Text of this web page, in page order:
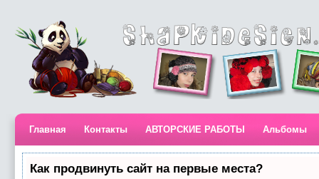
Главная Контакты АВТОРСКИЕ РАБОТЫ Альбомы
Как продвинуть сайт на первые места?